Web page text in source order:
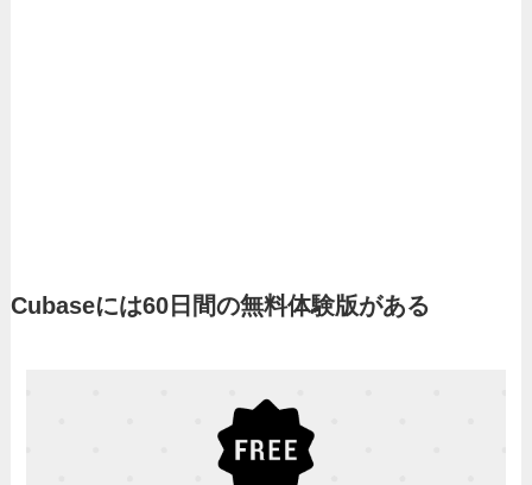
Cubaseには60日間の無料体験版がある